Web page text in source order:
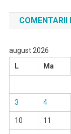
COMENTARII
august 2026
L
Ma
3 4
10 11